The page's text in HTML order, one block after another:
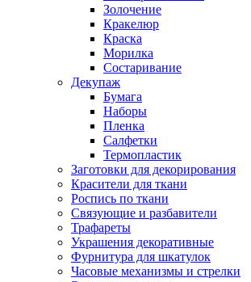
Золочение
Кракелюр
Краска
Морилка
Состаривание
Декупаж
Бумага
Наборы
Пленка
Салфетки
Термопластик
Заготовки для декорирования
Красители для ткани
Роспись по ткани
Связующие и разбавители
Трафареты
Украшения декоративные
Фурнитура для шкатулок
Часовые механизмы и стрелки